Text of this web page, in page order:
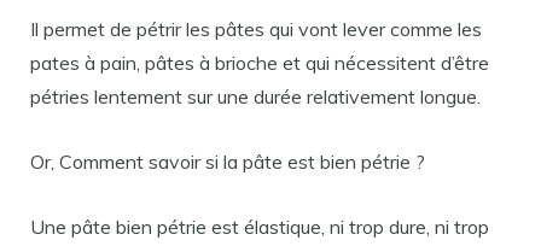
Il permet de pétrir les pâtes qui vont lever comme les
pates à pain, pâtes à brioche et qui nécessitent d’être
pétries lentement sur une durée relativement longue.
Or, Comment savoir si la pâte est bien pétrie ?
Une pâte bien pétrie est élastique, ni trop dure, ni trop